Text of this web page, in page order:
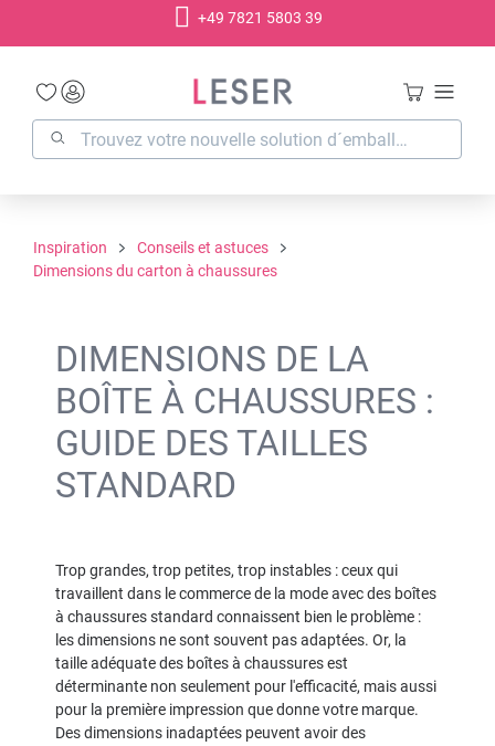
+49 7821 5803 39
Inspiration
Conseils et astuces
Dimensions du carton à chaussures
DIMENSIONS DE LA
BOÎTE À CHAUSSURES :
GUIDE DES TAILLES
STANDARD
Trop grandes, trop petites, trop instables : ceux qui
travaillent dans le commerce de la mode avec des boîtes
à chaussures standard connaissent bien le problème :
les dimensions ne sont souvent pas adaptées. Or, la
taille adéquate des boîtes à chaussures est
déterminante non seulement pour l'efficacité, mais aussi
pour la première impression que donne votre marque.
Des dimensions inadaptées peuvent avoir des